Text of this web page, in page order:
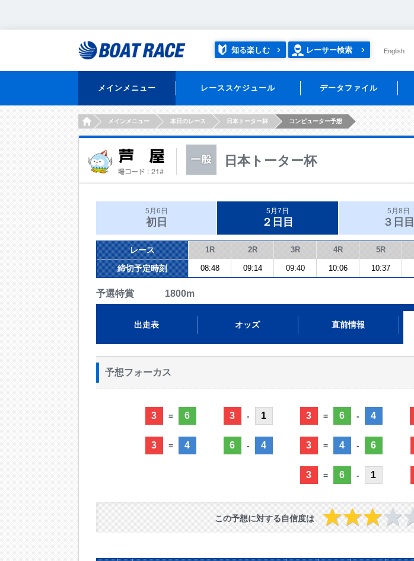
知る楽しむ レーサー検索 English
メインメニュー レーススケジュール データファイル
HOMEメインメニュー 本日のレース 日本トーター杯 コンピューター予想
日本トーター杯
5月6日
初日
5月7日
２日目
5月8日
３日目
レース 1R 2R 3R 4R 5R
締切予定時刻 08:48 09:14 09:40 10:06 10:37
予選特賞 1800m
出走表 オッズ 直前情報
予想フォーカス
3 = 6
3 = 4
3 - 1
6 - 4
3 = 6 - 4
3 = 4 - 6
3 = 6 - 1
この予想に対する自信度は